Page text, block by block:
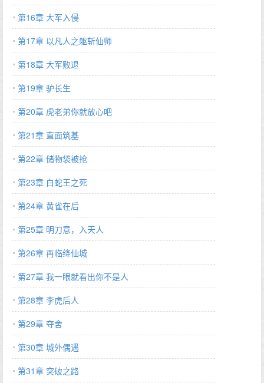
第16章 大军入侵
第17章 以凡人之躯斩仙师
第18章 大军败退
第19章 驴长生
第20章 虎老弟你就放心吧
第21章 直面筑基
第22章 储物袋被抢
第23章 白蛇王之死
第24章 黄雀在后
第25章 明刀意，入天人
第26章 再临绛仙城
第27章 我一眼就看出你不是人
第28章 李虎后人
第29章 夺舍
第30章 城外偶遇
第31章 突破之路